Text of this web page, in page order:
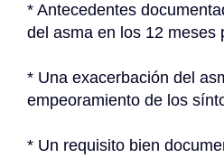
* Antecedentes
del asma en los 12 meses
* Una exacerbación del
empeoramiento de los
* Un requisito bien